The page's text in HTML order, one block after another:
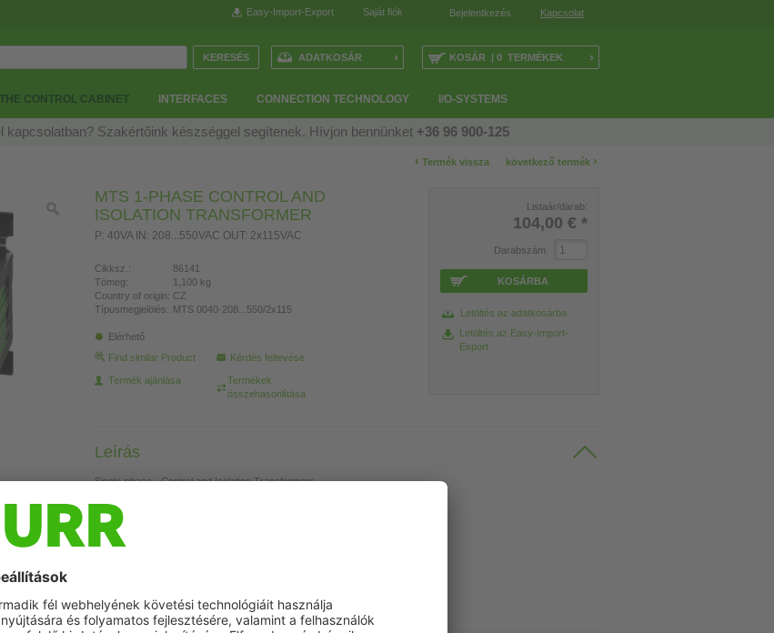
Bejelentkezés Kapcsolat
Saját fiók
Easy-Import-Export
CONTROL CABINET INTERFACES CONNECTION TECHNOLOGY I/O-SYSTEMS
KOSÁR | 0 TERMÉKEK ›
ADATKOSÁR ›
kapcsolatban? Szakértőink készséggel segítenek. Hívjon bennünket +36 96 900-125
következő termék ›
‹ Termék vissza
MTS 1-PHASE CONTROL AND
ISOLATION TRANSFORMER
P: 40VA IN: 208...550VAC OUT: 2x115VAC
Cikksz.:
86141
Tömeg:
1,100 kg
Country of origin: CZ
Típusmegjelölés: MTS 0040-208...550/2x115
Elérhető
Find similar Product
Kérdés feltevése
Termék ajánlása
Termékek
összehasonlítása
Listaár/darab:
104,00 € *
Darabszám
KOSÁRBA
Letöltés az adatkosárba
Letöltés az Easy-Import-
Export
Leírás
Single-phase - Control and Isolation Transformers
Isolation class T 40/B
Other voltages on request.